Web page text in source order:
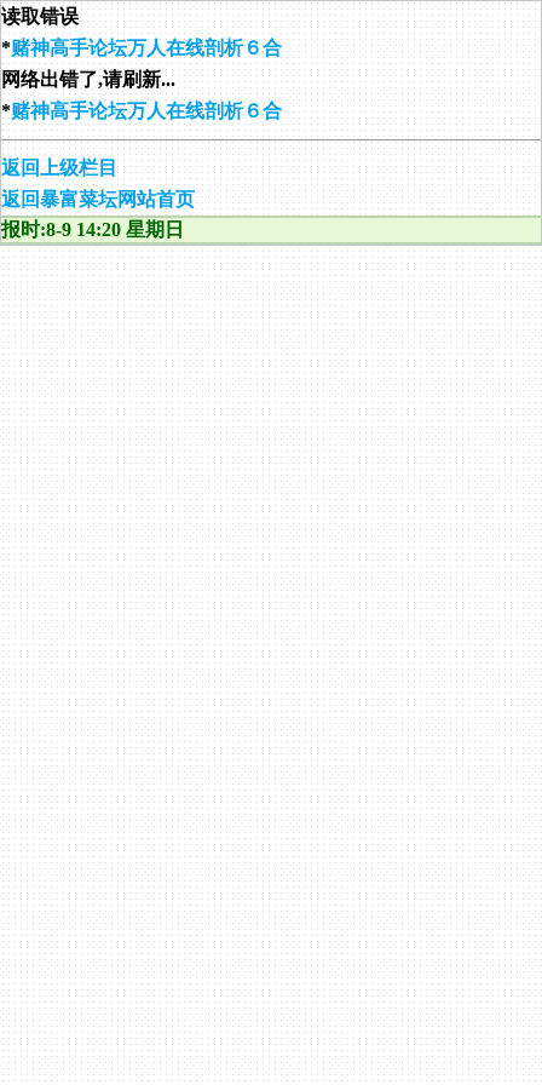
读取错误
*赌神高手论坛万人在线剖析６合
网络出错了,请刷新...
*赌神高手论坛万人在线剖析６合
返回上级栏目
返回暴富菜坛网站首页
报时:8-9 14:20 星期日